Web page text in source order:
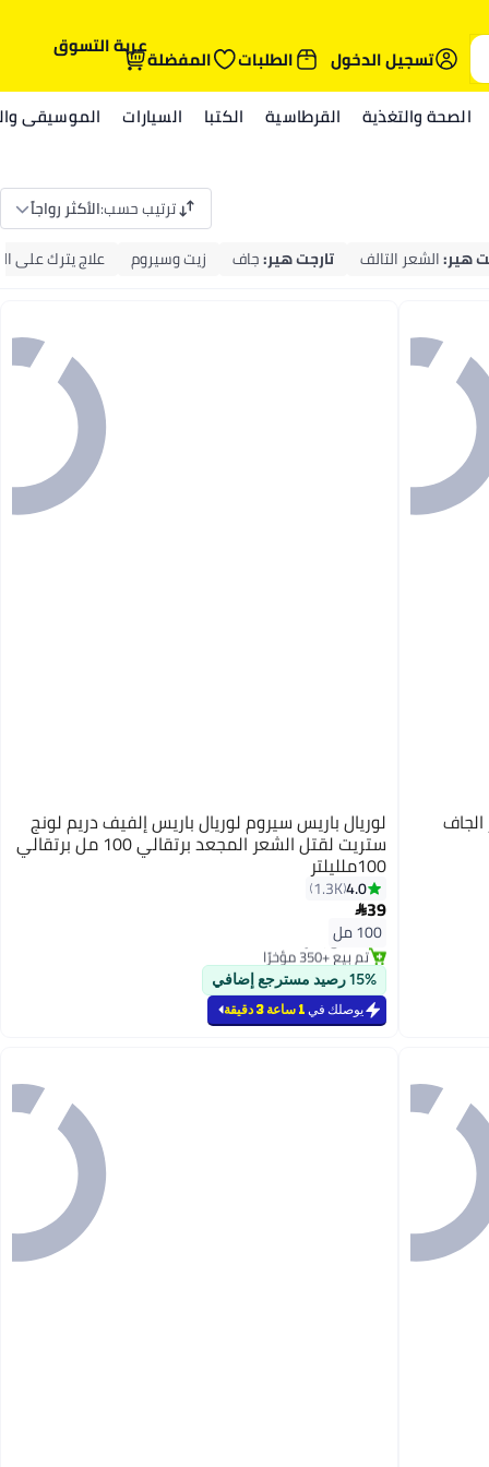
تسجيل الدخول الطلبات المفضلةعربة التسوق
الصحة والتغذية القرطاسية الكتبا السيارات الموسيقى
ترتيب حسب:الأكثر رواجاً
هير:الشعر التالف تارجت هير:جاف زيت وسيروم علاج يترك على
لوريال باريس سيروم لوريال باريس إلفيف دريم لونج
ستريت لقتل الشعر المجعد برتقالي 100 مل برتقالي
100ملليلتر
4.0
1.3K
39
100 مل
#12 في زيت وسيروم
بتخلّص بسرعة
تم بيع +350 مؤخرًا
#12 في زيت وسيروم
15% رصيد مسترجع إضافي
يوصلك في 1 ساعة 3 دقيقة